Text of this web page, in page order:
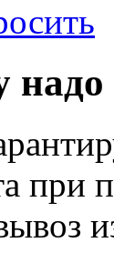
надо
при